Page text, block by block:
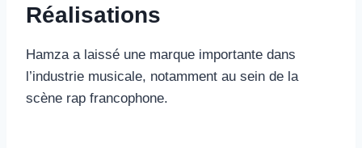
Réalisations
Hamza a laissé une marque importante dans
l’industrie musicale, notamment au sein de la
scène rap francophone.